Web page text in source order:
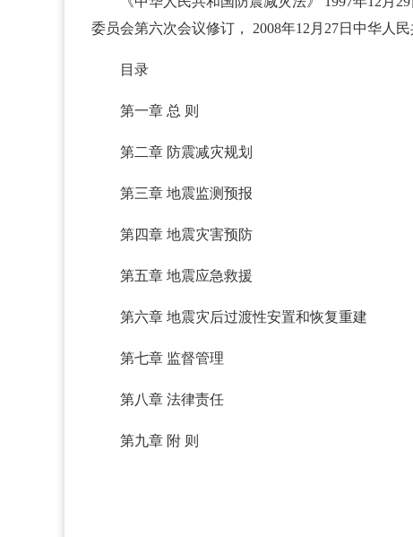
委员会第六次会议修订， 2008年12月27日中华人
目录
第一章 总 则
第二章 防震减灾规划
第三章 地震监测预报
第四章 地震灾害预防
第五章 地震应急救援
第六章 地震灾后过渡性安置和恢复重建
第七章 监督管理
第八章 法律责任
第九章 附 则